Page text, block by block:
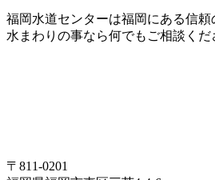
福岡水道センターは福岡にある信頼
水まわりの事なら何でもご相談くだ
〒811-0201